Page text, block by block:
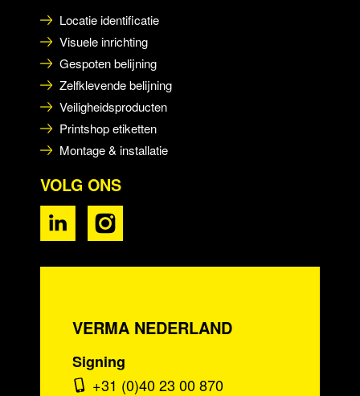
Locatie identificatie
Visuele inrichting
Gespoten belijning
Zelfklevende belijning
Veiligheidsproducten
Printshop etiketten
Montage & installatie
VOLG ONS
VERMA NEDERLAND
Signing
+31 (0)40 23 00 870